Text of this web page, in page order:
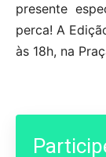
presente
perca! A
às 18h, na